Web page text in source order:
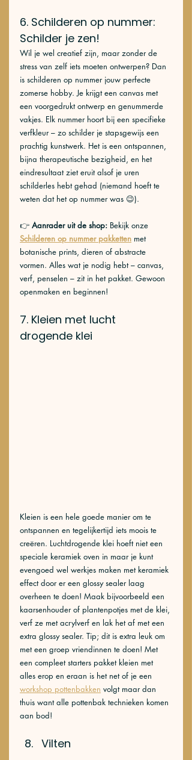
6. Schilderen op nummer:
Schilder je zen!
Wil je wel creatief zijn, maar zonder de
stress van zelf iets moeten ontwerpen? Dan
is schilderen op nummer jouw perfecte
zomerse hobby. Je krijgt een canvas met
een voorgedrukt ontwerp en genummerde
vakjes. Elk nummer hoort bij een specifieke
verfkleur – zo schilder je stapsgewijs een
prachtig kunstwerk. Het is een ontspannen,
bijna therapeutische bezigheid, en het
eindresultaat ziet eruit alsof je uren
schilderles hebt gehad (niemand hoeft te
weten dat het op nummer was 😉).
👉 Aanrader uit de shop: Bekijk onze
Schilderen op nummer pakketten met
botanische prints, dieren of abstracte
vormen. Alles wat je nodig hebt – canvas,
verf, penselen – zit in het pakket. Gewoon
openmaken en beginnen!
7. Kleien met lucht
drogende klei
Kleien is een hele goede manier om te
ontspannen en tegelijkertijd iets moois te
creëren. Luchtdrogende klei hoeft niet een
speciale keramiek oven in maar je kunt
evengoed wel werkjes maken met keramiek
effect door er een glossy sealer laag
overheen te doen! Maak bijvoorbeeld een
kaarsenhouder of plantenpotjes met de klei,
verf ze met acrylverf en lak het af met een
extra glossy sealer. Tip; dit is extra leuk om
met een groep vriendinnen te doen! Met
een compleet starters pakket kleien met
alles erop en eraan is het net of je een
workshop pottenbakken volgt maar dan
thuis want alle pottenbak technieken komen
aan bod!
Vilten